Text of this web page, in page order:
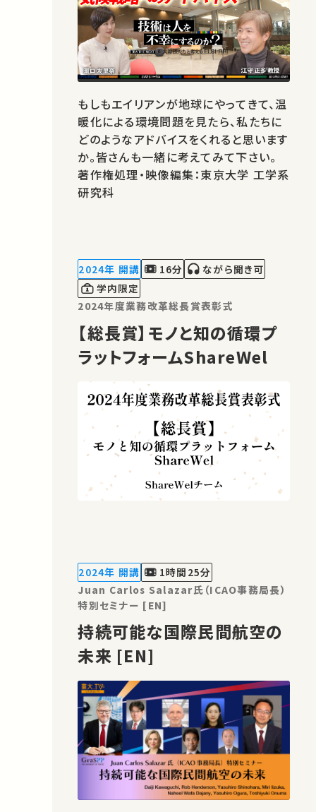
もしもエイリアンが地球にやってきて、温
暖化による環境問題を見たら、私たちに
どのようなアドバイスをくれると思います
か。皆さんも一緒に考えてみて下さい。
著作権処理・映像編集：東京大学 工学系
研究科
2024年 開講 16分
ながら聞き可
学内限定
2024年度業務改革総長賞表彰式
【総長賞】モノと知の循環プ
ラットフォームShareWel
2024年 開講
1時間25分
Juan Carlos Salazar氏（ICAO事務局長）
特別セミナー [EN]
持続可能な国際民間航空の
未来 [EN]